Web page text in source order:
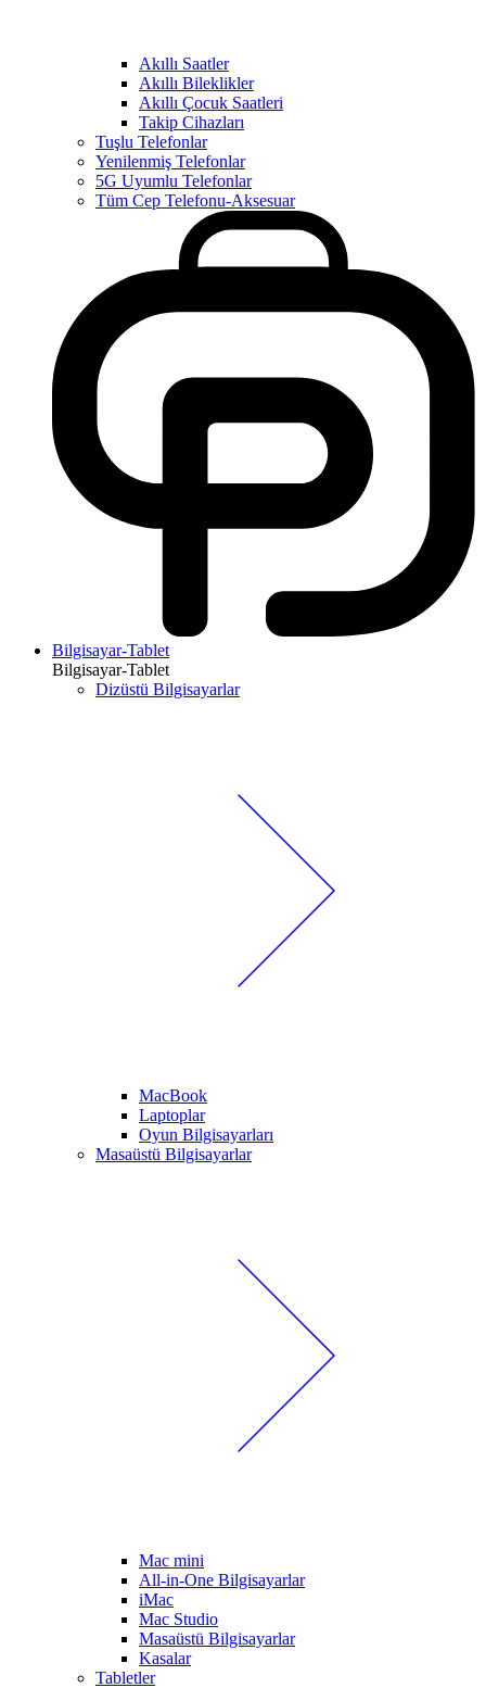
Akıllı Saatler
Akıllı Bileklikler
Akıllı Çocuk Saatleri
Takip Cihazları
Tuşlu Telefonlar
Yenilenmiş Telefonlar
5G Uyumlu Telefonlar
Tüm Cep Telefonu-Aksesuar
Bilgisayar-Tablet
Bilgisayar-Tablet
Dizüstü Bilgisayarlar
MacBook
Laptoplar
Oyun Bilgisayarları
Masaüstü Bilgisayarlar
Mac mini
All-in-One Bilgisayarlar
iMac
Mac Studio
Masaüstü Bilgisayarlar
Kasalar
Tabletler